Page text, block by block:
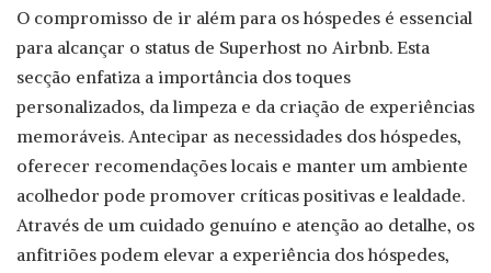
O compromisso de ir além para os hóspedes é essencial
para alcançar o status de Superhost no Airbnb. Esta
secção enfatiza a importância dos toques
personalizados, da limpeza e da criação de experiências
memoráveis. Antecipar as necessidades dos hóspedes,
oferecer recomendações locais e manter um ambiente
acolhedor pode promover críticas positivas e lealdade.
Através de um cuidado genuíno e atenção ao detalhe, os
anfitriões podem elevar a experiência dos hóspedes,